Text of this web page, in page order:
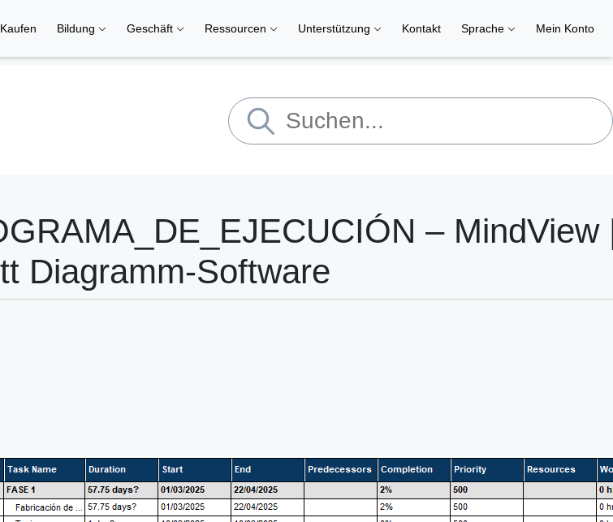
Kaufen Bildung Geschäft Ressourcen Unterstützung Kontakt Sprache Mein Konto
– MindView
Diagramm-Software